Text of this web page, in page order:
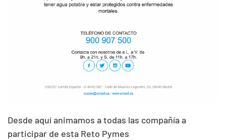
Desde aquí animamos a todas las compañía a
participar de esta Reto Pymes